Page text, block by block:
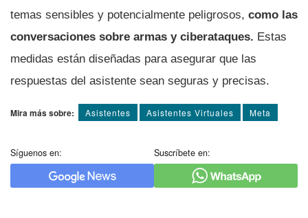
temas sensibles y potencialmente peligrosos, como las
conversaciones sobre armas y ciberataques. Estas
medidas están diseñadas para asegurar que las
respuestas del asistente sean seguras y precisas.
Mira más sobre: Asistentes Asistentes Virtuales Meta
Síguenos en: Suscríbete en: